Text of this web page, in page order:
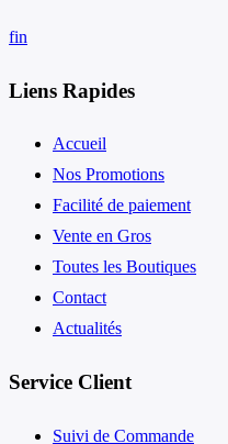
fin
Liens Rapides
Accueil
Nos Promotions
Facilité de paiement
Vente en Gros
Toutes les Boutiques
Contact
Actualités
Service Client
Suivi de Commande